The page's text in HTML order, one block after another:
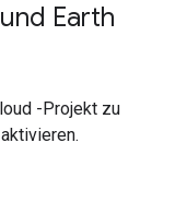
Earth
-Projekt zu